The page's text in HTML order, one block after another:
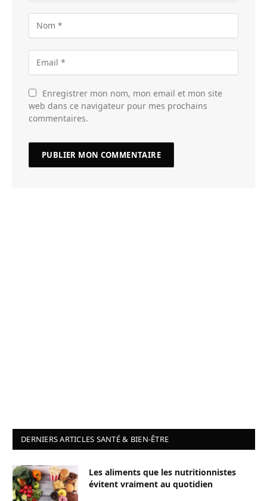
Enregistrer mon nom, mon email et mon site
web dans ce navigateur pour mes prochains
commentaires.
DERNIERS ARTICLES SANTÉ & BIEN-ÊTRE
Les aliments que les nutritionnistes
évitent vraiment au quotidien